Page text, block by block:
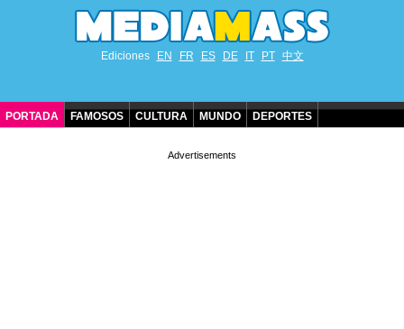
Ediciones EN FR ES DE IT PT 中文
PORTADA FAMOSOS CULTURA MUNDO DEPORTES